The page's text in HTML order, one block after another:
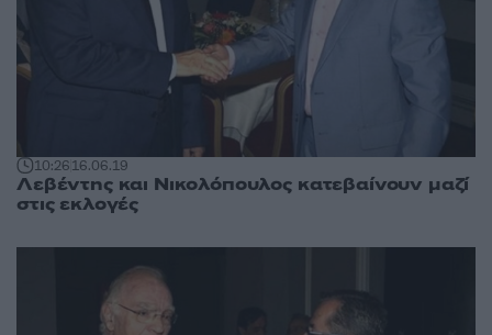
10:2616.06.19
Λεβέντης και Νικολόπουλος κατεβαίνουν μαζί
στις εκλογές